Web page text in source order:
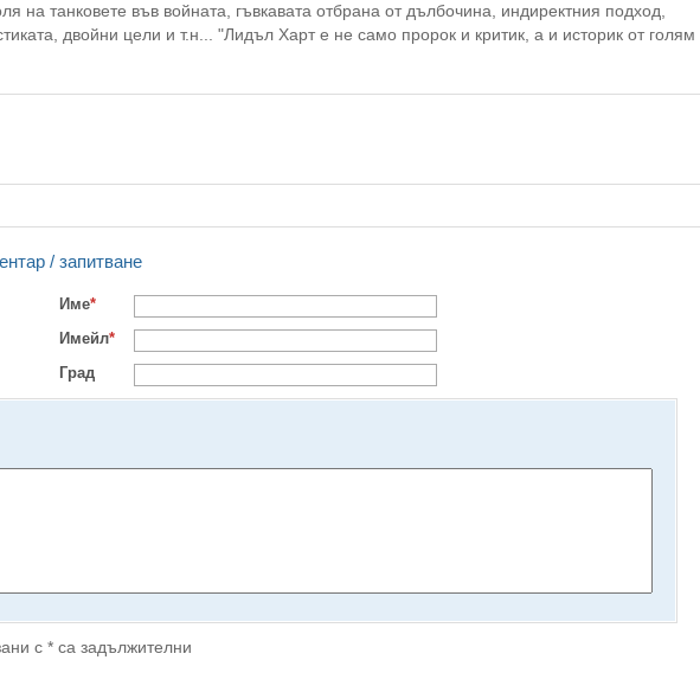
на танковете във войната, гъвкавата отбрана от дълбочина, индиректния подход,
двойни цели и т.н... "Лидъл Харт е не само пророк и критик, а и историк от голям
/ запитване
Име*
Имейл*
Град
с * са задължителни